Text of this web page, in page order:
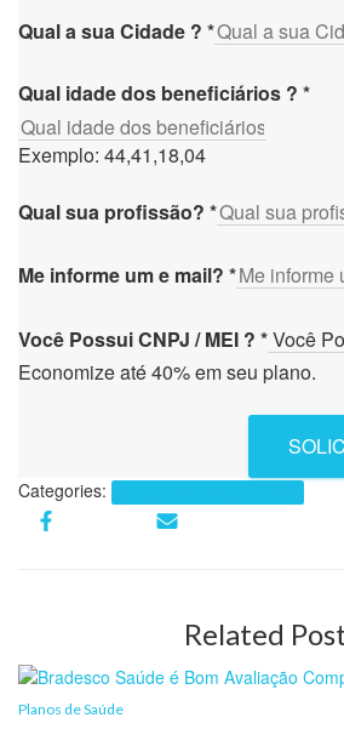
Qual a sua Cidade ? *
Qual idade dos beneficiários ? *
Exemplo: 44,41,18,04
Qual sua profissão? *
Me informe um e mail? *
Você Possui CNPJ / MEI ? *
Economize até 40% em seu plano.
Categories:
Related
Planos de Saúde